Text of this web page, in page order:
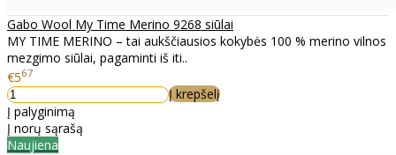
Gabo Wool My Time Merino 9268 siūlai
MY TIME MERINO – tai aukščiausios kokybės 100 % merino vilnos
mezgimo siūlai, pagaminti iš iti..
€567
Į krepšelį
Į palyginimą
Į norų sąrašą
Naujiena